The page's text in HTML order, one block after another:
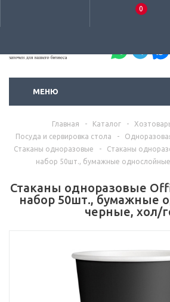
0
МЕНЮ
Главная - Каталог -
Посуда и сервировка стола
-
Стаканы одноразовые
-
Стаканы
набор 50шт., бумажные
Стаканы одноразовые
набор 50шт., бумажные
черные, хол/